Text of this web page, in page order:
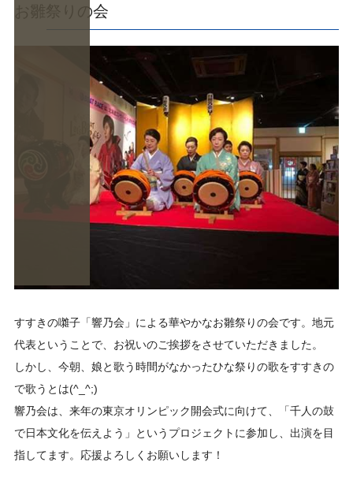
お雛祭りの会
すすきの囃子「響乃会」による華やかなお雛祭りの会です。地元
代表ということで、お祝いのご挨拶をさせていただきました。
しかし、今朝、娘と歌う時間がなかったひな祭りの歌をすすきの
で歌うとは(^_^;)
響乃会は、来年の東京オリンピック開会式に向けて、「千人の鼓
で日本文化を伝えよう」というプロジェクトに参加し、出演を目
指してます。応援よろしくお願いします！